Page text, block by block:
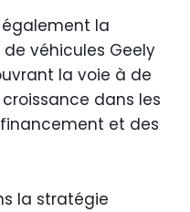
également la
véhicules Geely
la voie à de
dans les
et des
la stratégie